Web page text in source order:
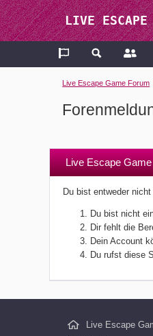
LIVE ESCAPE
Live Escape Game Forum
Live Escape
Du bist entweder
Du bist nicht
Dir fehlt die
Dein Account
Du rufst diese
Live Escape